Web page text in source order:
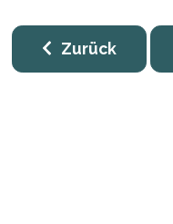
Zurück